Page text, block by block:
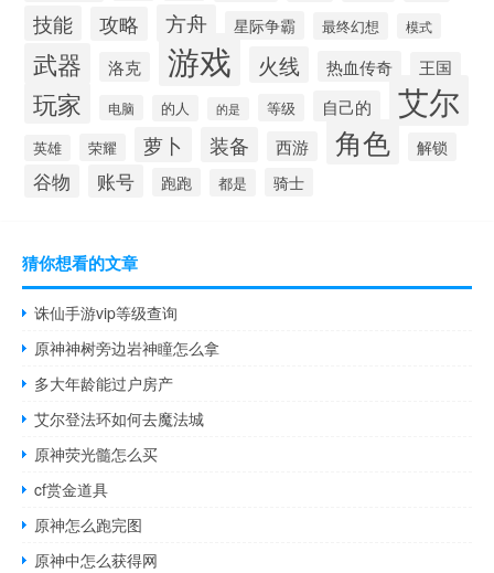
技能 攻略 方舟 星际争霸 最终幻想 模式
武器 洛克 游戏 火线 热血传奇 王国
玩家 电脑 的人 的是 等级 自己的 艾尔
英雄 荣耀 萝卜 装备 西游 角色 解锁
谷物 账号 跑跑 都是 骑士
猜你想看的文章
诛仙手游vip等级查询
原神神树旁边岩神瞳怎么拿
多大年龄能过户房产
艾尔登法环如何去魔法城
原神荧光髓怎么买
cf赏金道具
原神怎么跑完图
原神中怎么获得网